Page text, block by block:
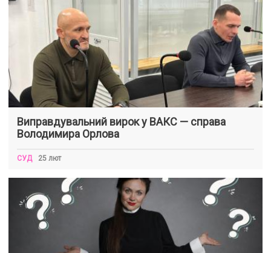
Виправдувальний вирок у ВАКС — справа
Володимира Орлова
СУД 25 лют